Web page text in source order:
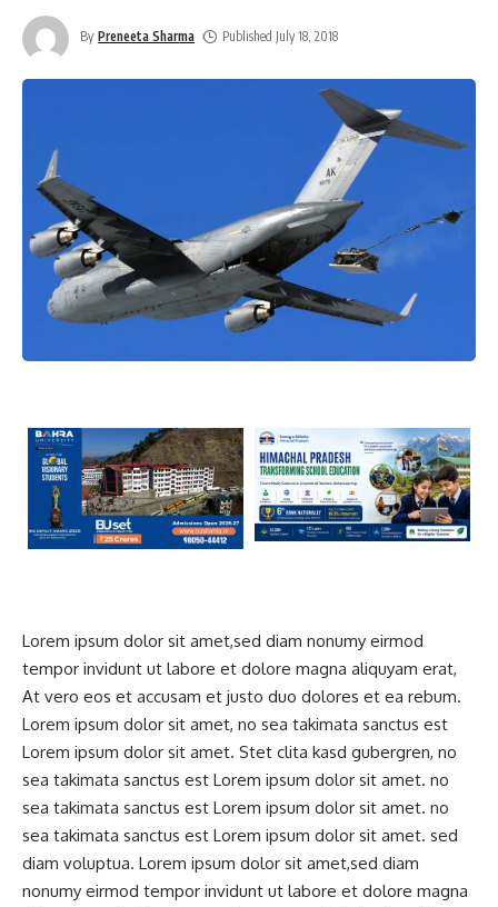
By Preneeta Sharma Published July 18, 2018
Lorem ipsum dolor sit amet,sed diam nonumy eirmod
tempor invidunt ut labore et dolore magna aliquyam erat,
At vero eos et accusam et justo duo dolores et ea rebum.
Lorem ipsum dolor sit amet, no sea takimata sanctus est
Lorem ipsum dolor sit amet. Stet clita kasd gubergren, no
sea takimata sanctus est Lorem ipsum dolor sit amet. no
sea takimata sanctus est Lorem ipsum dolor sit amet. no
sea takimata sanctus est Lorem ipsum dolor sit amet. sed
diam voluptua. Lorem ipsum dolor sit amet,sed diam
nonumy eirmod tempor invidunt ut labore et dolore magna